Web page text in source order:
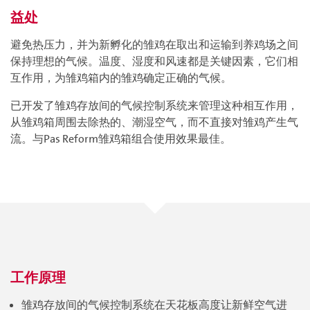
益处
避免热压力，并为新孵化的雏鸡在取出和运输到养鸡场之间
保持理想的气候。温度、湿度和风速都是关键因素，它们相
互作用，为雏鸡箱内的雏鸡确定正确的气候。
已开发了雏鸡存放间的气候控制系统来管理这种相互作用，
从雏鸡箱周围去除热的、潮湿空气，而不直接对雏鸡产生气
流。与Pas Reform雏鸡箱组合使用效果最佳。
工作原理
雏鸡存放间的气候控制系统在天花板高度让新鲜空气进